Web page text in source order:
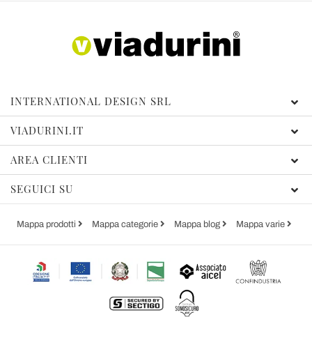
INTERNATIONAL DESIGN SRL
VIADURINI.IT
AREA CLIENTI
SEGUICI SU
Mappa prodotti Mappa categorie Mappa blog Mappa varie